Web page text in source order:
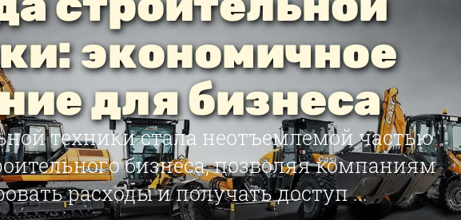
экономичное
для бизнеса
техники стала неотъемлемой частью
бизнеса, позволяя компаниям
расходы и получать доступ ...